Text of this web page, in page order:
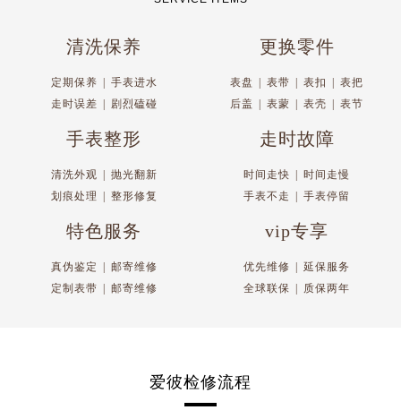
清洗保养
定期保养
手表进水
走时误差
剧烈磕碰
更换零件
表盘 表带 表扣
表把
后盖
表蒙 表壳 表节
手表整形
清洗外观
抛光翻新
划痕处理
整形修复
走时故障
时间走快
时间走慢
手表不走
手表停留
特色服务
真伪鉴定
邮寄维修
定制表带
邮寄维修
vip专享
优先维修
延保服务
全球联保
质保两年
爱彼检修流程